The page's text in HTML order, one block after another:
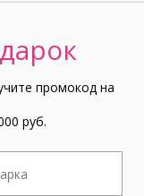
промокод на
руб.